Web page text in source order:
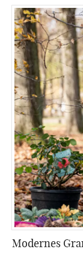
Modernes